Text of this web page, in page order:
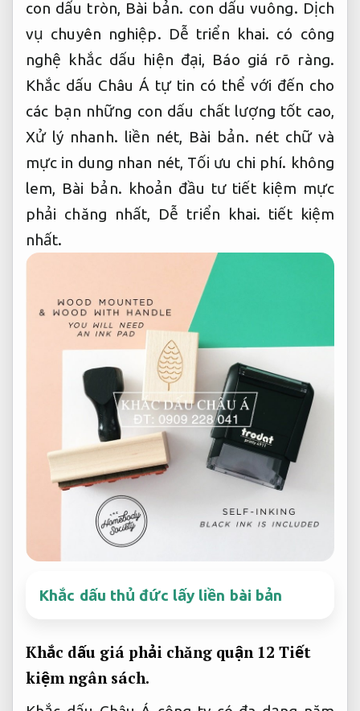
con dấu tròn, Bài bản. con dấu vuông. Dịch
vụ chuyên nghiệp. Dễ triển khai. có công
nghệ khắc dấu hiện đại, Báo giá rõ ràng.
Khắc dấu Châu Á tự tin có thể với đến cho
các bạn những con dấu chất lượng tốt cao,
Xử lý nhanh. liền nét, Bài bản. nét chữ và
mực in dung nhan nét, Tối ưu chi phí. không
lem, Bài bản. khoản đầu tư tiết kiệm mực
phải chăng nhất, Dễ triển khai. tiết kiệm
nhất.
Khắc dấu thủ đức lấy liền bài bản
Khắc dấu giá phải chăng quận 12 Tiết
kiệm ngân sách.